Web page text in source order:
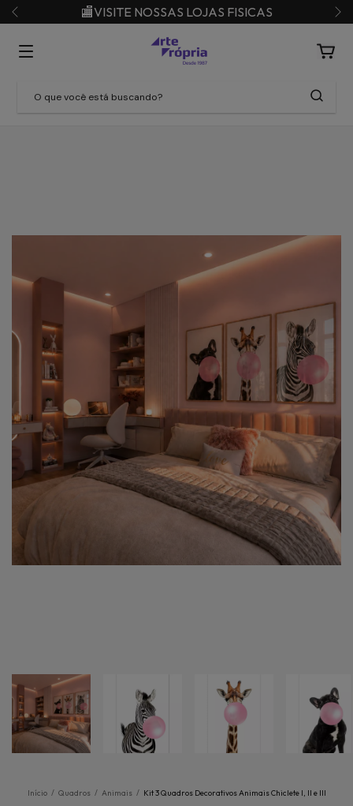
🏬VISITE NOSSAS LOJAS FISICAS
Início / Quadros / Animais / Kit 3 Quadros Decorativos Animais Chiclete I, II e III